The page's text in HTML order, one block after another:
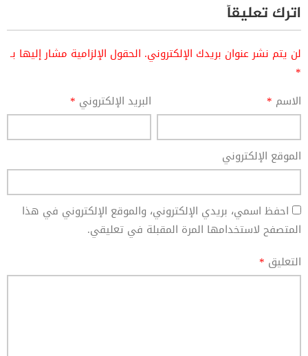
اترك تعليقاً
لن يتم نشر عنوان بريدك الإلكتروني. الحقول الإلزامية مشار إليها بـ
*
الاسم * البريد الإلكتروني *
الموقع الإلكتروني
احفظ اسمي، بريدي الإلكتروني، والموقع الإلكتروني في هذا
المتصفح لاستخدامها المرة المقبلة في تعليقي.
التعليق *